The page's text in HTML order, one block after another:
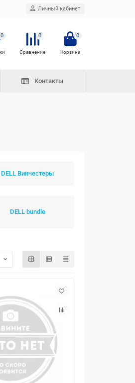
Личный кабинет
0 0 0
Контакты
DELL Винчестеры
DELL bundle